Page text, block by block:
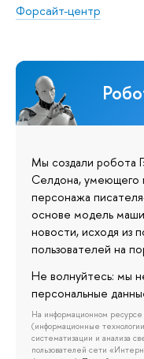
Форсайт-центр
Мы создали робота
Селдона, умеющего
персонажа
основе модель
новости, исходя из
пользователей на
Не волнуйтесь: мы
персональные
На информационном
(информационные
систематизации и анализа
пользователей сети